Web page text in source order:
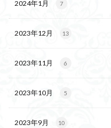
2024年1月 7
2023年12月 13
2023年11月 6
2023年10月 5
2023年9月 10